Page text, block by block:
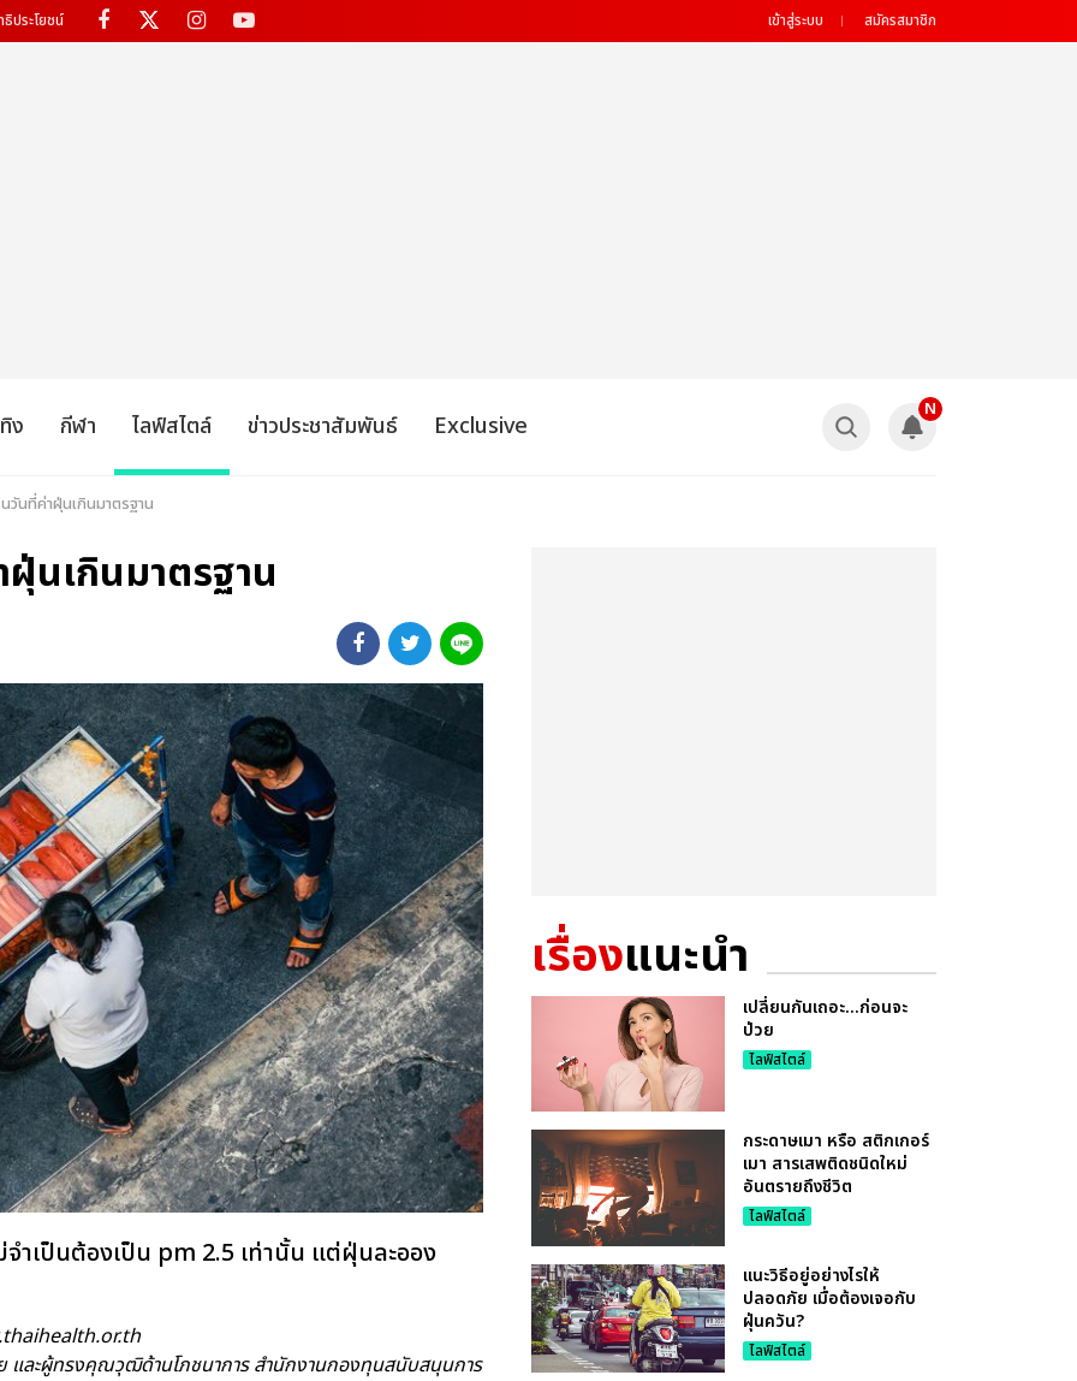
ประโยชน์ เข้าสู่ระบบ สมัครสมาชิก
ง กีฬา ไลฟ์สไตล์ ข่าวประชาสัมพันธ์ Exclusive
N
วันที่ค่าฝุ่นเกินมาตรฐาน
ฝุ่นเกินมาตรฐาน
จำเป็นต้องเป็น pm 2.5 เท่านั้น แต่ฝุ่นละออง
และผู้ทรงคุณวุฒิด้านโภชนาการ สำนักงานกองทุนสนับสนุนการ
เรื่องแนะนำ
เปลี่ยนกันเถอะ...ก่อนจะ
ป่วย
ไลฟ์สไตล์
กระดาษเมา หรือ สติกเกอร์
เมา สารเสพติดชนิดใหม่
อันตรายถึงชีวิต
ไลฟ์สไตล์
แนะวิธีอยู่อย่างไรให้
ปลอดภัย เมื่อต้องเจอกับ
ฝุ่นควัน?
ไลฟ์สไตล์